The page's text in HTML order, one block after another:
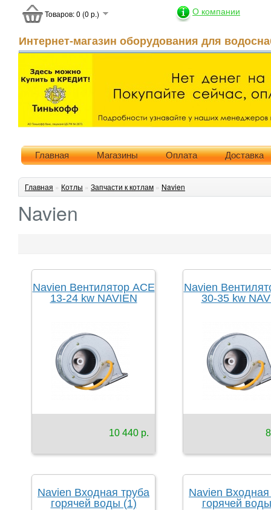
О компании
Интернет-магазин оборудования для
Товаров: 0 (0 р.)
Главная Магазины Оплата Доставка
Главная » Котлы » Запчасти к котлам » Navien
Navien
Navien Вентилятор ACE
13-24 kw NAVIEN
10 440 р.
Navien
30-35 kw
Navien Входная труба
горячей воды (1)
Navien Входная
горячей